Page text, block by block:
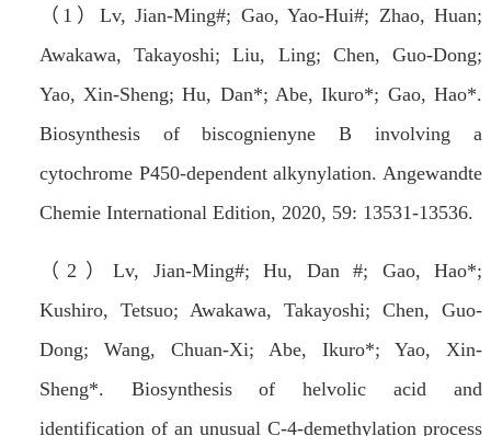
（ 1 ）Lv, Jian-Ming#; Gao, Yao-Hui#; Zhao, Huan;
Awakawa, Takayoshi; Liu, Ling; Chen, Guo-Dong;
Yao, Xin-Sheng; Hu, Dan*; Abe, Ikuro*; Gao, Hao*.
Biosynthesis of biscognienyne B involving a
cytochrome P450-dependent alkynylation. Angewandte
Chemie International Edition, 2020, 59: 13531-13536.
（ 2 ）Lv, Jian-Ming#; Hu, Dan #; Gao, Hao*;
Kushiro, Tetsuo; Awakawa, Takayoshi; Chen, Guo-
Dong; Wang, Chuan-Xi; Abe, Ikuro*; Yao, Xin-
Sheng*. Biosynthesis of helvolic acid and
identification of an unusual C-4-demethylation process